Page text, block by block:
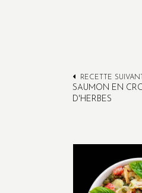
RECETTE
SAUMON EN
D'HERBES